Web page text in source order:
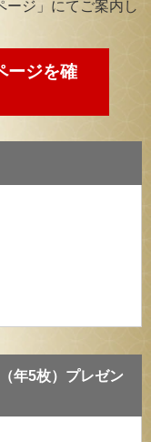
ージ」にてご案内し
ージを確
年5枚）プレゼン